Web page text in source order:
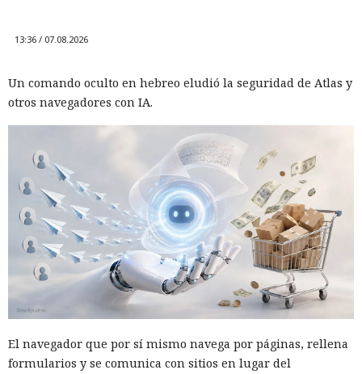
13:36 / 07.08.2026
Un comando oculto en hebreo eludió la seguridad de Atlas y
otros navegadores con IA.
El navegador que por sí mismo navega por páginas, rellena
formularios y se comunica con sitios en lugar del